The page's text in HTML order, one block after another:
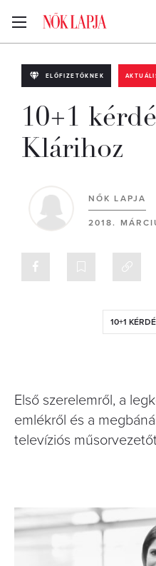
ELŐFIZETŐKNEK
10+1
Klárihoz
NŐK LAPJA
2018.
10+1
Első szerelemről, a
emlékről és a
televíziós